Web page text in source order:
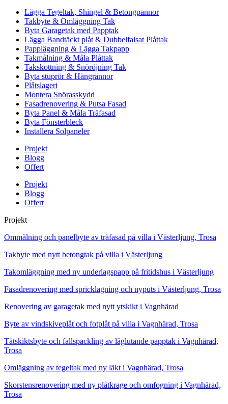
Lägga Tegeltak, Shingel & Betongpannor
Takbyte & Omläggning Tak
Byta Garagetak med Papptak
Lägga Bandtäckt plåt & Dubbelfalsat Plåttak
Pappläggning & Lägga Takpapp
Takmålning & Måla Plåttak
Takskottning & Snöröjning Tak
Byta stuprör & Hängrännor
Plåtslageri
Montera Snörasskydd
Fasadrenovering & Putsa Fasad
Byta Panel & Måla Träfasad
Byta Fönsterbleck
Installera Solpaneler
Projekt
Blogg
Offert
Projekt
Blogg
Offert
Projekt
Ommålning och panelbyte av träfasad på villa i Västerljung, Trosa
Takbyte med nytt betongtak på villa i Västerljung
Takomläggning med ny underlagspapp på fritidshus i Västerljung
Fasadrenovering med spricklagning och nyputs i Västerljung, Trosa
Renovering av garagetak med nytt ytskikt i Vagnhärad
Byte av vindskiveplåt och fotplåt på villa i Vagnhärad, Trosa
Tätskiktsbyte och fallspackling av låglutande papptak i Vagnhärad,
Trosa
Omläggning av tegeltak med ny läkt i Vagnhärad, Trosa
Skorstensrenovering med ny plåtkrage och omfogning i Vagnhärad,
Trosa